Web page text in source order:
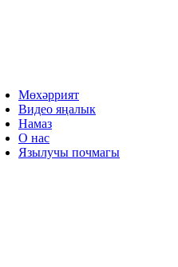
Мөхәррият
Видео яңалык
Намаз
О нас
Язылучы почмагы